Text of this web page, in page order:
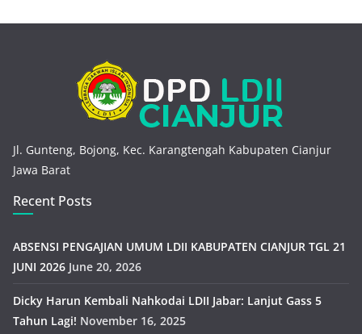
Jl. Gunteng, Bojong, Kec. Karangtengah Kabupaten Cianjur
Jawa Barat
Recent Posts
ABSENSI PENGAJIAN UMUM LDII KABUPATEN CIANJUR TGL 21
JUNI 2026 June 20, 2026
Dicky Harun Kembali Nahkodai LDII Jabar: Lanjut Gass 5
Tahun Lagi! November 16, 2025